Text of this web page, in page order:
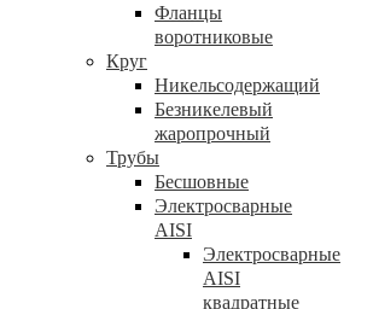
Фланцы
воротниковые
Круг
Никельсодержащий
Безникелевый
жаропрочный
Трубы
Бесшовные
Электросварные
AISI
Электросварные
AISI
квадратные